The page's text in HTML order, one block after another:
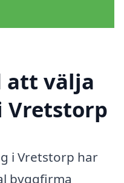
att välja
Vretstorp
i Vretstorp har
byggfirma